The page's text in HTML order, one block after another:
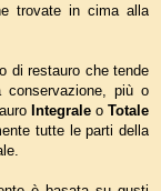
trovate in cima alla
di restauro che tende
più o
Integrale o Totale
tutte le parti della